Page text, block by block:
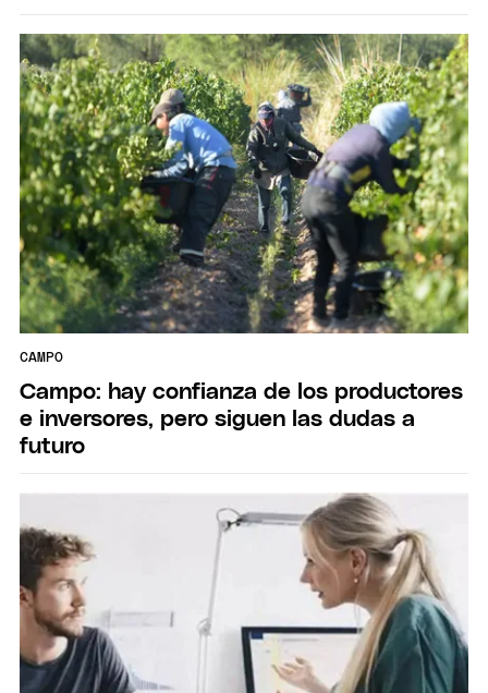
CAMPO
Campo: hay confianza de los productores
e inversores, pero siguen las dudas a
futuro